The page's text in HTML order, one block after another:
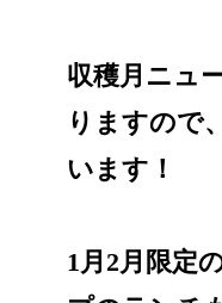
収穫月ニュ
りますので
います！
1月2月限定